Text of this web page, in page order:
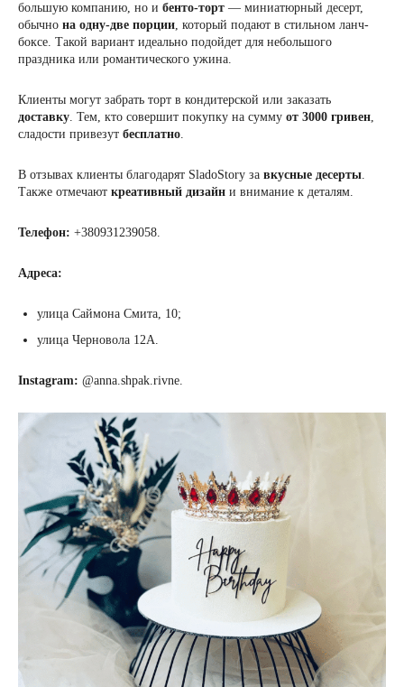
большую компанию, но и бенто-торт — миниатюрный десерт,
обычно на одну-две порции, который подают в стильном ланч-
боксе. Такой вариант идеально подойдет для небольшого
праздника или романтического ужина.
Клиенты могут забрать торт в кондитерской или заказать
доставку. Тем, кто совершит покупку на сумму от 3000 гривен,
сладости привезут бесплатно.
В отзывах клиенты благодарят SladoStory за вкусные десерты.
Также отмечают креативный дизайн и внимание к деталям.
Телефон: +380931239058.
Адреса:
улица Саймона Смита, 10;
улица Черновола 12А.
Instagram: @anna.shpak.rivne.